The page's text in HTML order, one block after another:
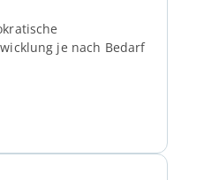
je nach Bedarf